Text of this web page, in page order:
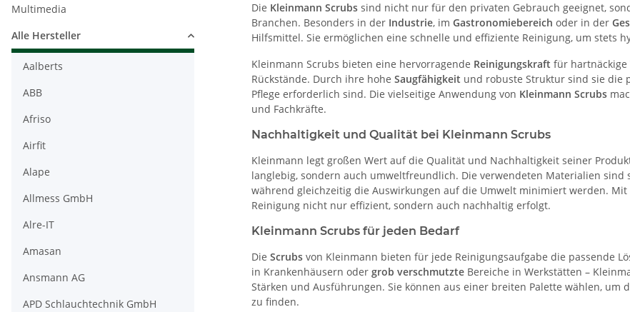
Die Kleinmann Scrubs sind nicht nur für den privaten Gebrauch geeignet,
Branchen. Besonders in der Industrie, im Gastronomiebereich oder in der
Hilfsmittel. Sie ermöglichen eine schnelle und effiziente Reinigung, um stets
Kleinmann Scrubs bieten eine hervorragende Reinigungskraft für hartnäckige
Rückstände. Durch ihre hohe Saugfähigkeit und robuste Struktur sind sie die
Pflege erforderlich sind. Die vielseitige Anwendung von Kleinmann Scrubs
und Fachkräfte.
Nachhaltigkeit und Qualität bei Kleinmann Scrubs
Kleinmann legt großen Wert auf die Qualität und Nachhaltigkeit seiner
langlebig, sondern auch umweltfreundlich. Die verwendeten Materialien sind
während gleichzeitig die Auswirkungen auf die Umwelt minimiert werden. Mit
Reinigung nicht nur effizient, sondern auch nachhaltig erfolgt.
Kleinmann Scrubs für jeden Bedarf
Die Scrubs von Kleinmann bieten für jede Reinigungsaufgabe die passende
in Krankenhäusern oder grob verschmutzte Bereiche in Werkstätten –
Stärken und Ausführungen. Sie können aus einer breiten Palette wählen, um
zu finden.
Multimedia
Alle Hersteller
Aalberts
ABB
Afriso
Airfit
Alape
Allmess GmbH
Alre-IT
Amasan
Ansmann AG
APD Schlauchtechnik GmbH